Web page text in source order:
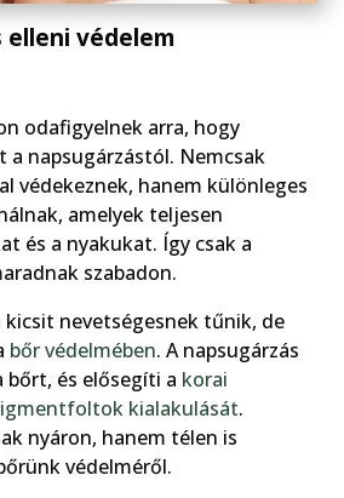
elleni védelem
odafigyelnek arra, hogy
a napsugárzástól. Nemcsak
védekeznek, hanem különleges
amelyek teljesen
és a nyakukat. Így csak a
szabadon.
kicsit nevetségesnek tűnik, de
bőr védelmében. A napsugárzás
bőrt, és elősegíti a korai
kialakulását.
nyáron, hanem télen is
védelméről.